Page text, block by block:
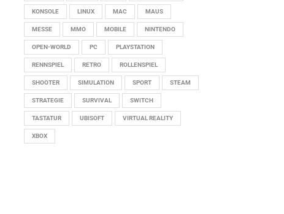
KONSOLE LINUX MAC MAUS
MESSE MMO MOBILE NINTENDO
OPEN-WORLD PC PLAYSTATION
RENNSPIEL RETRO ROLLENSPIEL
SHOOTER SIMULATION SPORT STEAM
STRATEGIE SURVIVAL SWITCH
TASTATUR UBISOFT VIRTUAL REALITY
XBOX